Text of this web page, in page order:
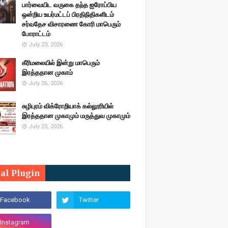
பார்வையிட வருகை தந்த ஐரோப்பிய
ஒன்றிய உயர்மட்டப் பிரதிநிதிகளிடம்
சர்வதேச விசாரணை கோரி மாபெரும்
போராட்டம்
July 23, 2026
கீரிமலையில் இன்று மாபெரும்
இரத்ததான முகாம்
July 26, 2026
சுழிபுரம் விக்ரோறியாக் கல்லூரியில்
இரத்ததான முகாமும் மருத்துவ முகாமும்
July 23, 2026
Plugin